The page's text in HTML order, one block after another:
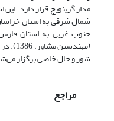
مدار گرینویچ قرار دارد.
شمال شرقی به استان
جنوب ‌غربی به استان
شور و حال خاصی برگزار
مراجع